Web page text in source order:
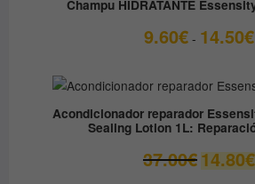
Champu HIDRATANTE
9.60€ - 14.50€
Acondicionador reparador
Sealing Lotion 1L:
37.00€ El
precio
14.80€El